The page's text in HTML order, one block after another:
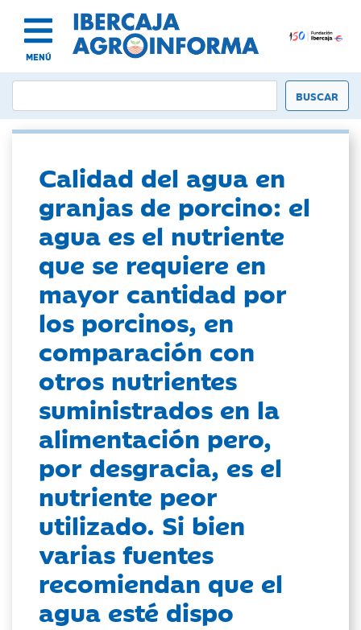
MENÚ
Calidad del agua en
granjas de porcino: el
agua es el nutriente
que se requiere en
mayor cantidad por
los porcinos, en
comparación con
otros nutrientes
suministrados en la
alimentación pero,
por desgracia, es el
nutriente peor
utilizado. Si bien
varias fuentes
recomiendan que el
agua esté dispo